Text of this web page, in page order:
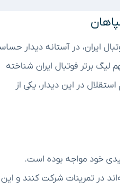
ایران، در آستانه دیدار
لیگ برتر فوتبال ایران شناخته
در این دیدار، یکی از
خود مواجه بوده است.
در تمرینات شرکت کنند و این